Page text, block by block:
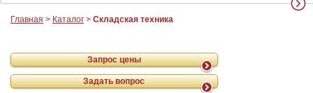
Главная > Каталог > Складская техника
Запрос цены
Задать вопрос